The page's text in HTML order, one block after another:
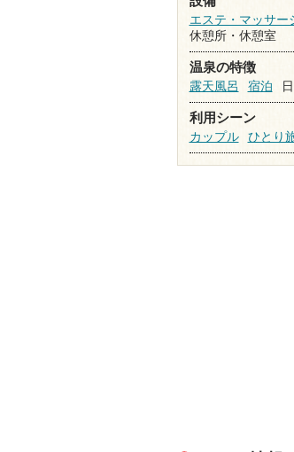
エステ・マッサー
休憩所・休憩室
温泉の特徴
露天風呂
宿泊
利用シーン
カップル
ひとり